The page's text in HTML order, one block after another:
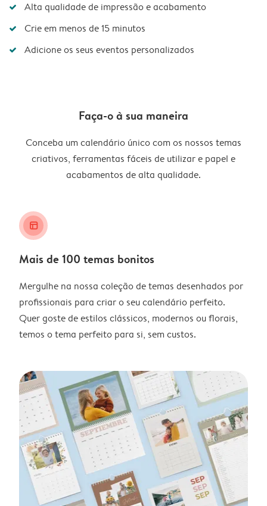
Alta qualidade de impressão e acabamento
Crie em menos de 15 minutos
Adicione os seus eventos personalizados
Faça-o à sua maneira
Conceba um calendário único com os nossos temas
criativos, ferramentas fáceis de utilizar e papel e
acabamentos de alta qualidade.
layout_alt
Mais de 100 temas bonitos
Mergulhe na nossa coleção de temas desenhados por
profissionais para criar o seu calendário perfeito.
Quer goste de estilos clássicos, modernos ou florais,
temos o tema perfeito para si, sem custos.